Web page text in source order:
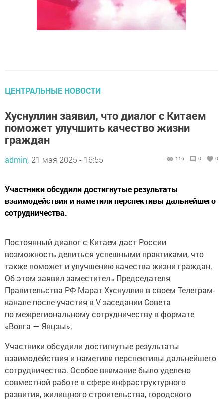
ЦЕНТРАЛЬНЫЕ НОВОСТИ
Хуснуллин заявил, что диалог с Китаем
поможет улучшить качество жизни
граждан
admin, 21 мая 2025 - 16:55 116 0 0
Участники обсудили достигнутые результаты
взаимодействия и наметили перспективы дальнейшего
сотрудничества.
Постоянный диалог с Китаем даст России
возможность делиться успешными практиками, что
также поможет и улучшению качества жизни граждан.
Об этом заявил заместитель Председателя
Правительства РФ Марат Хуснуллин в своем Телеграм-
канале после участия в V заседании Совета
по межрегиональному сотрудничеству в формате
«Волга — Янцзы».
Участники обсудили достигнутые результаты
взаимодействия и наметили перспективы дальнейшего
сотрудничества. Особое внимание было уделено
совместной работе в сфере инфраструктурного
развития, жилищного строительства, городского